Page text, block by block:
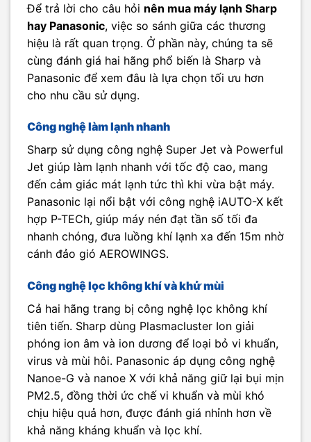
Để trả lời cho câu hỏi nên mua máy lạnh Sharp
hay Panasonic, việc so sánh giữa các thương
hiệu là rất quan trọng. Ở phần này, chúng ta sẽ
cùng đánh giá hai hãng phổ biến là Sharp và
Panasonic để xem đâu là lựa chọn tối ưu hơn
cho nhu cầu sử dụng.
Công nghệ làm lạnh nhanh
Sharp sử dụng công nghệ Super Jet và Powerful
Jet giúp làm lạnh nhanh với tốc độ cao, mang
đến cảm giác mát lạnh tức thì khi vừa bật máy.
Panasonic lại nổi bật với công nghệ iAUTO-X kết
hợp P-TECh, giúp máy nén đạt tần số tối đa
nhanh chóng, đưa luồng khí lạnh xa đến 15m nhờ
cánh đảo gió AEROWINGS.
Công nghệ lọc không khí và khử mùi
Cả hai hãng trang bị công nghệ lọc không khí
tiên tiến. Sharp dùng Plasmacluster Ion giải
phóng ion âm và ion dương để loại bỏ vi khuẩn,
virus và mùi hôi. Panasonic áp dụng công nghệ
Nanoe-G và nanoe X với khả năng giữ lại bụi mịn
PM2.5, đồng thời ức chế vi khuẩn và mùi khó
chịu hiệu quả hơn, được đánh giá nhỉnh hơn về
khả năng kháng khuẩn và lọc khí.